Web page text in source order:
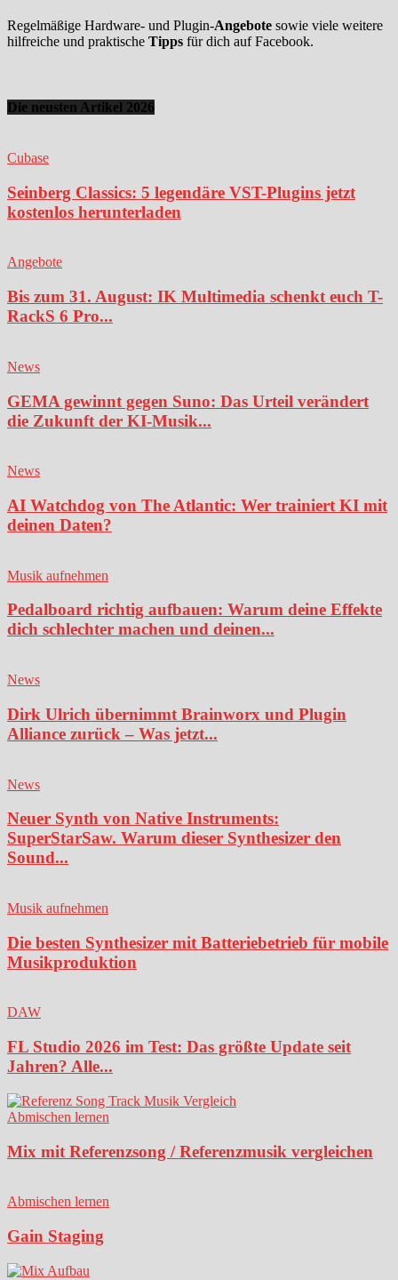
Regelmäßige Hardware- und Plugin-Angebote sowie viele weitere
hilfreiche und praktische Tipps für dich auf Facebook.
Die neusten Artikel 2026
Cubase
Seinberg Classics: 5 legendäre VST-Plugins jetzt
kostenlos herunterladen
Angebote
Bis zum 31. August: IK Multimedia schenkt euch T-
RackS 6 Pro...
News
GEMA gewinnt gegen Suno: Das Urteil verändert
die Zukunft der KI-Musik...
News
AI Watchdog von The Atlantic: Wer trainiert KI mit
deinen Daten?
Musik aufnehmen
Pedalboard richtig aufbauen: Warum deine Effekte
dich schlechter machen und deinen...
News
Dirk Ulrich übernimmt Brainworx und Plugin
Alliance zurück – Was jetzt...
News
Neuer Synth von Native Instruments:
SuperStarSaw. Warum dieser Synthesizer den
Sound...
Musik aufnehmen
Die besten Synthesizer mit Batteriebetrieb für mobile
Musikproduktion
DAW
FL Studio 2026 im Test: Das größte Update seit
Jahren? Alle...
Abmischen lernen
Mix mit Referenzsong / Referenzmusik vergleichen
Abmischen lernen
Gain Staging